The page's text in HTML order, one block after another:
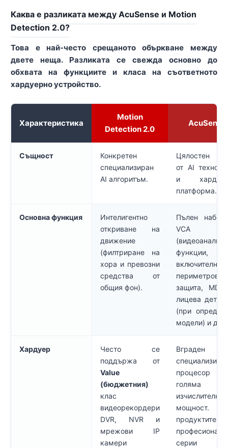
Каква е разликата между AcuSense и Motion
Detection 2.0?
Това е най-често срещаното объркване между
двете неща. Разликата се свежда основно до
обхвата на функциите и класа на съответното
хардуерно устройство.
Характеристика
Motion
Detection 2.0
AcuSense
Същност
Конкретен
специализиран
AI алгоритъм.
Цялостен
от AI
и
платформа.
Основна функция
Интелигентно
откриване на
движение
(филтриране на
хора и превозни
средства от
общия фон).
Пълен набор
VCA
(видеоанализ)
функции,
включително
периметрова
защита, MD
лицева
(при
модели) и др.
Хардуер
Често се
поддържа от
Value
(бюджетния)
клас
видеорекордери
DVR, NVR и
мрежови IP
камери
Вграден
голяма
изчислителна
мощност.
продуктите
серии